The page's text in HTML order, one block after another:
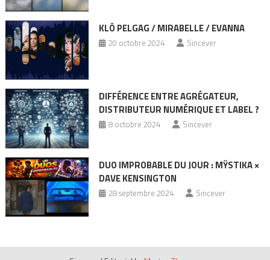
KLÔ PELGAG / MIRABELLE / EVANNA
20 octobre 2024 Sincever
DIFFÉRENCE ENTRE AGRÉGATEUR,
DISTRIBUTEUR NUMÉRIQUE ET LABEL ?
8 octobre 2024 Sincever
DUO IMPROBABLE DU JOUR : MŸSTIKA ×
DAVE KENSINGTON
28 septembre 2024 Sincever